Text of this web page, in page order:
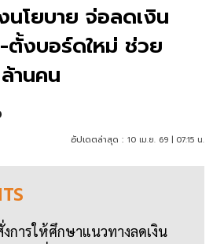
นโยบาย จ่อลดเงิน
ตั้งบอร์ดใหม่ ช่วย
านคน
อัปเดตล่าสุด : 10 เม.ย. 69 | 07:15 น.
งการให้ศึกษาแนวทางลดเงิน